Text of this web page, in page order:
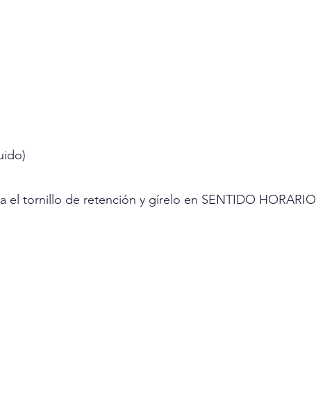
el tornillo de retención y gírelo en SENTIDO HORARIO